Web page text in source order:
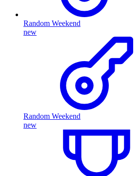
Random Weekend
new
Random Weekend
new